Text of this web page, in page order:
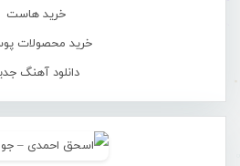
خرید هاست
خرید محصولات
دانلود آهنگ